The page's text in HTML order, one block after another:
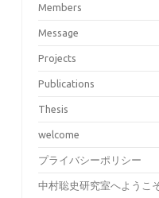
Members
Message
Projects
Publications
Thesis
welcome
プライバシーポリシー
中村聡史研究室へようこ